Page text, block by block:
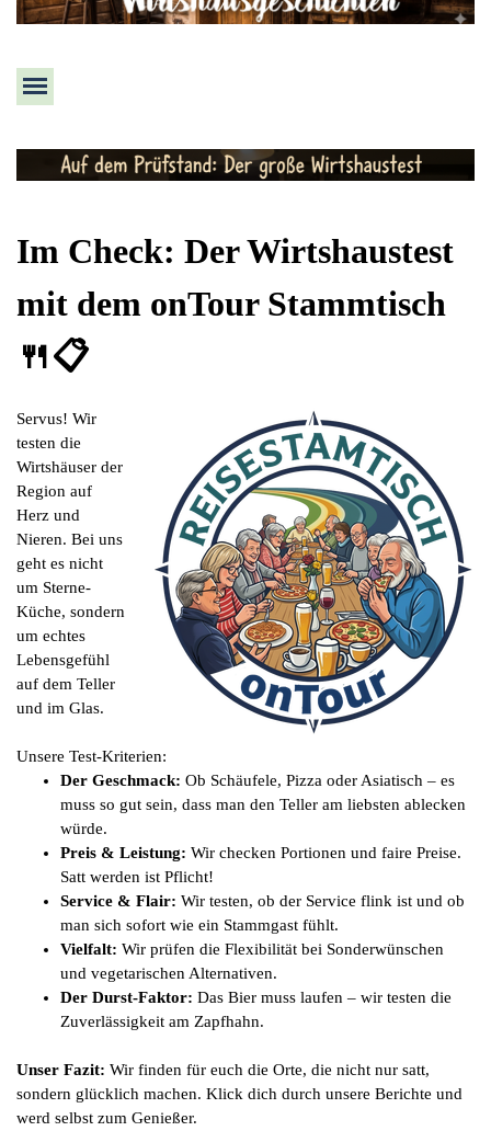
Im Check: Der Wirtshaustest
mit dem onTour Stammtisch
🍴📋
Servus! Wir
testen die
Wirtshäuser der
Region auf
Herz und
Nieren. Bei uns
geht es nicht
um Sterne-
Küche, sondern
um echtes
Lebensgefühl
auf dem Teller
und im Glas.
Unsere Test-Kriterien:
Der Geschmack: Ob Schäufele, Pizza oder Asiatisch – es
muss so gut sein, dass man den Teller am liebsten ablecken
würde.
Preis & Leistung: Wir checken Portionen und faire Preise.
Satt werden ist Pflicht!
Service & Flair: Wir testen, ob der Service flink ist und ob
man sich sofort wie ein Stammgast fühlt.
Vielfalt: Wir prüfen die Flexibilität bei Sonderwünschen
und vegetarischen Alternativen.
Der Durst-Faktor: Das Bier muss laufen – wir testen die
Zuverlässigkeit am Zapfhahn.
Unser Fazit: Wir finden für euch die Orte, die nicht nur satt,
sondern glücklich machen. Klick dich durch unsere Berichte und
werd selbst zum Genießer.